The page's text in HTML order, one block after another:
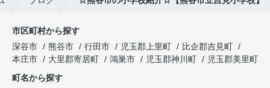
市区町村から探す
深谷市
熊谷市 行田市 児玉郡上里町
比企郡吉見町
本庄市
大里郡寄居町 鴻巣市 児玉郡神川町
児玉郡美里町
町名から探す